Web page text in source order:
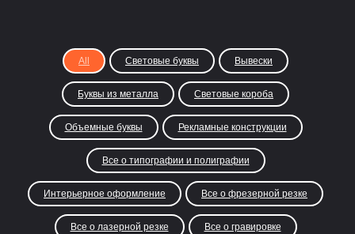
All Световые буквы Вывески
Буквы из металла Световые короба
Объемные буквы Рекламные конструкции
Все о типографии и полиграфии
Интерьерное оформление Все о фрезерной резке
Все о лазерной резке Все о гравировке